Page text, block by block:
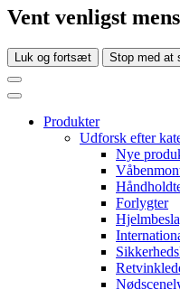
Vent venligst
Luk og fortsæt Stop med at
Produkter
Udforsk efter
Nye
Forlygter